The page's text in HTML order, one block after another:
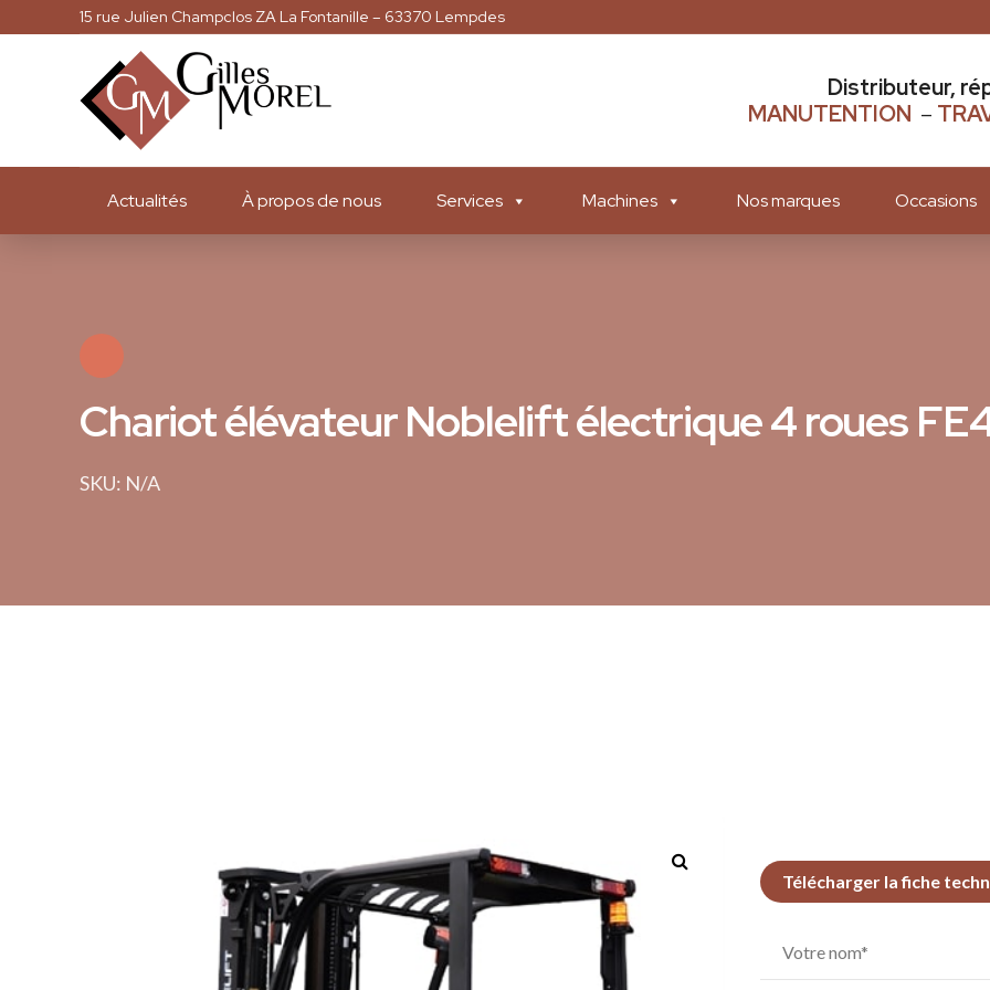
15 rue Julien Champclos ZA La Fontanille – 63370 Lempdes
Distributeur,
MANUTENTION –
Actualités À propos de nous Services Machines Nos marques Occasions
Chariot élévateur Noblelift électrique 4 roues
SKU: N/A
Télécharger la fiche